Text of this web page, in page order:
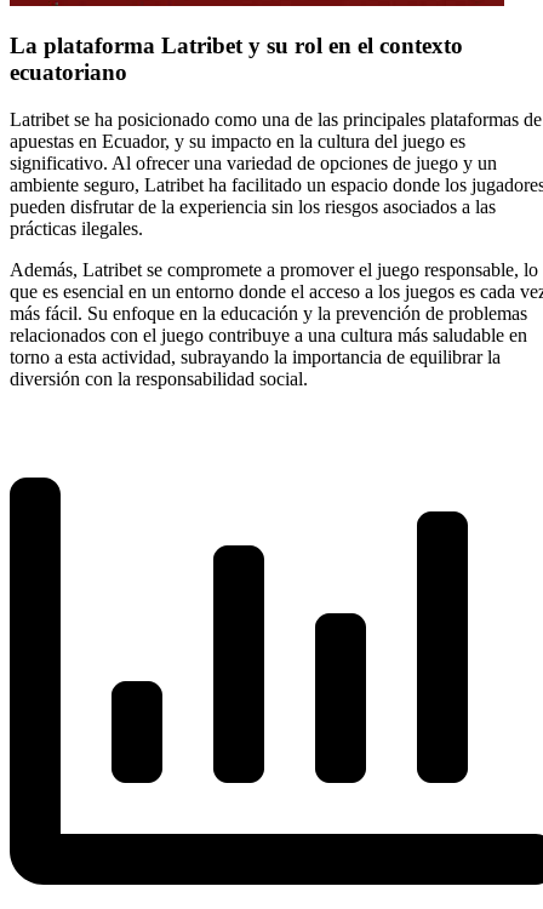
La plataforma Latribet y su rol en el contexto
ecuatoriano
Latribet se ha posicionado como una de las principales plataformas de
apuestas en Ecuador, y su impacto en la cultura del juego es
significativo. Al ofrecer una variedad de opciones de juego y un
ambiente seguro, Latribet ha facilitado un espacio donde los
pueden disfrutar de la experiencia sin los riesgos asociados a las
prácticas ilegales.
Además, Latribet se compromete a promover el juego responsable, lo
que es esencial en un entorno donde el acceso a los juegos es cada
más fácil. Su enfoque en la educación y la prevención de problemas
relacionados con el juego contribuye a una cultura más saludable en
torno a esta actividad, subrayando la importancia de equilibrar la
diversión con la responsabilidad social.